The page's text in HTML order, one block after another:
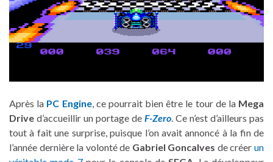
Après la PC Engine, ce pourrait bien être le tour de la Mega
Drive d’accueillir un portage de F-Zero . Ce n’est d’ailleurs pas
tout à fait une surprise, puisque l’on avait annoncé à la fin de
l’année dernière la volonté de Gabriel Goncalves de créerun